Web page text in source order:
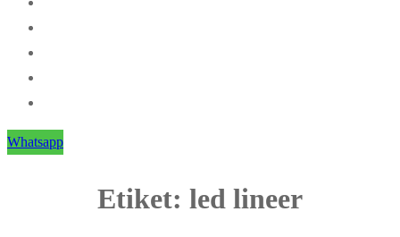
Whatsapp
Etiket: led lineer